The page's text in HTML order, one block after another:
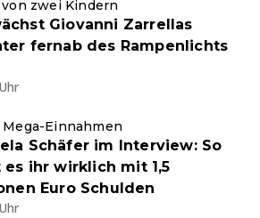
zwei Kindern
Giovanni Zarrellas
fernab des Rampenlichts
Einnahmen
Schäfer im Interview: So
es ihr wirklich mit 1,5
Euro Schulden